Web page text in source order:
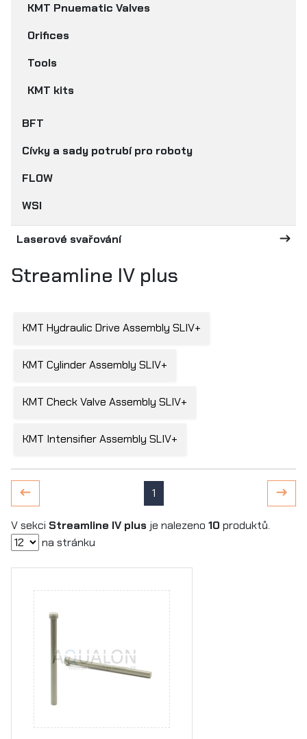
KMT Pnuematic Valves
Orifices
Tools
KMT kits
BFT
Cívky a sady potrubí pro roboty
FLOW
WSI
Laserové svařování
Streamline IV plus
KMT Hydraulic Drive Assembly SLIV+
KMT Cylinder Assembly SLIV+
KMT Check Valve Assembly SLIV+
KMT Intensifier Assembly SLIV+
1
V sekci Streamline IV plus je nalezeno 10 produktů.
na stránku